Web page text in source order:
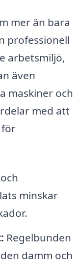
mer än bara
professionell
arbetsmiljö,
även
maskiner och
med att
för
minskar
Regelbunden
damm och